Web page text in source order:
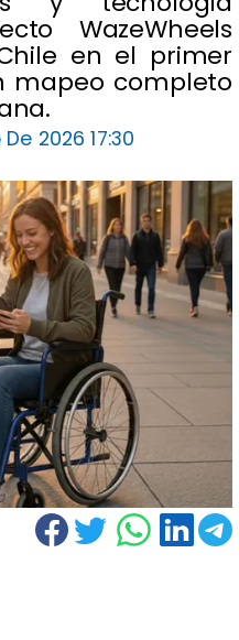
WazeWheels
en el primer
mapeo completo
2026 17:30